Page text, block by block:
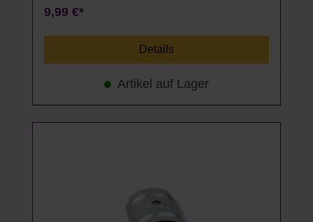
9,99 €*
Details
Artikel auf Lager